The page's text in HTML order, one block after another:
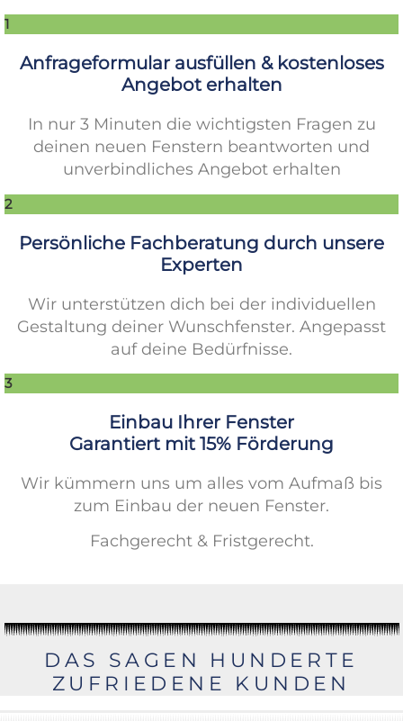
1
Anfrageformular ausfüllen & kostenloses
Angebot erhalten
In nur 3 Minuten die wichtigsten Fragen zu
deinen neuen Fenstern beantworten und
unverbindliches Angebot erhalten
2
Persönliche Fachberatung durch unsere
Experten
Wir unterstützen dich bei der individuellen
Gestaltung deiner Wunschfenster. Angepasst
auf deine Bedürfnisse.
3
Einbau Ihrer Fenster
Garantiert mit 15% Förderung
Wir kümmern uns um alles vom Aufmaß bis
zum Einbau der neuen Fenster.
Fachgerecht & Fristgerecht.
DAS SAGEN HUNDERTE
ZUFRIEDENE KUNDEN